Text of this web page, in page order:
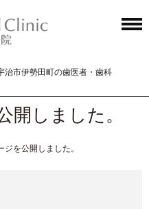
治市伊勢田町の歯医者・歯科
開しました。
ジを公開しました。